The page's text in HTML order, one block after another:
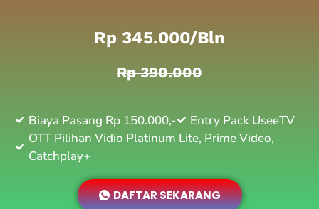
Rp 345.000/bln
Rp 390.000
Biaya Pasang Rp 150.000,-
Entry Pack UseeTV
OTT Pilihan Vidio Platinum Lite, Prime Video,
Catchplay+
DAFTAR SEKARANG